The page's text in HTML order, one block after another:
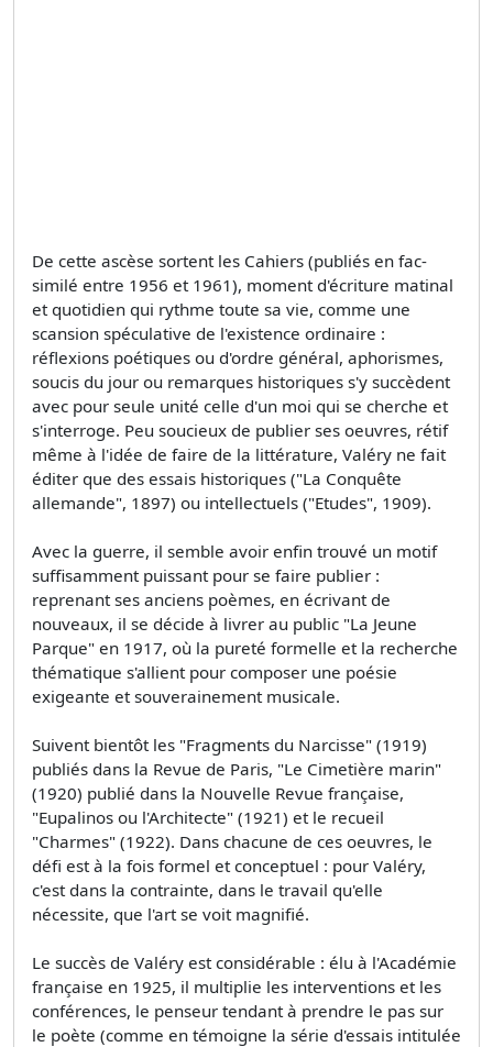
De cette ascèse sortent les Cahiers (publiés en fac-
similé entre 1956 et 1961), moment d'écriture matinal
et quotidien qui rythme toute sa vie, comme une
scansion spéculative de l'existence ordinaire :
réflexions poétiques ou d'ordre général, aphorismes,
soucis du jour ou remarques historiques s'y succèdent
avec pour seule unité celle d'un moi qui se cherche et
s'interroge. Peu soucieux de publier ses oeuvres, rétif
même à l'idée de faire de la littérature, Valéry ne fait
éditer que des essais historiques ("La Conquête
allemande", 1897) ou intellectuels ("Etudes", 1909).
Avec la guerre, il semble avoir enfin trouvé un motif
suffisamment puissant pour se faire publier :
reprenant ses anciens poèmes, en écrivant de
nouveaux, il se décide à livrer au public "La Jeune
Parque" en 1917, où la pureté formelle et la recherche
thématique s'allient pour composer une poésie
exigeante et souverainement musicale.
Suivent bientôt les "Fragments du Narcisse" (1919)
publiés dans la Revue de Paris, "Le Cimetière marin"
(1920) publié dans la Nouvelle Revue française,
"Eupalinos ou l'Architecte" (1921) et le recueil
"Charmes" (1922). Dans chacune de ces oeuvres, le
défi est à la fois formel et conceptuel : pour Valéry,
c'est dans la contrainte, dans le travail qu'elle
nécessite, que l'art se voit magnifié.
Le succès de Valéry est considérable : élu à l'Académie
française en 1925, il multiplie les interventions et les
conférences, le penseur tendant à prendre le pas sur
le poète (comme en témoigne la série d'essais intitulée